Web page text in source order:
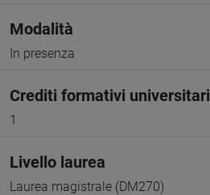
Modalità
In presenza
Crediti formativi universitari
1
Livello laurea
Laurea magistrale (DM270)